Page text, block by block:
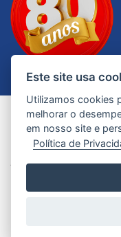
© 2026 - Todos os
Alimentos
Este site usa
Utilizamos cookies
melhorar o
em nosso site e
Política de